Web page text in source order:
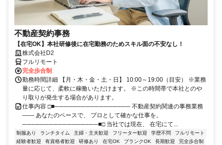
不動産契約事務
【在宅OK】本社研修後に在宅勤務のためスキル面の不安なし！
株式会社D2
フルリモート
完全歩合制
勤務時間詳細 【月・木・金・土・日】 10:00～19:00（目安） ※業務
量に応じて、柔軟に稼働いただけます。 ※この時間帯で本社とのや
り取りが発生する場合があります。
仕事内容 □■───────────────── 不動産契約関連の事務業務
―― あなたのペースで、 プロとして確かな仕事を。
─────────────────■□ 当社では現在、 在宅にて...
制服あり ランチタイム 主婦・主夫歓迎 フリーター歓迎 学歴不問
フルリモート
経験者歓迎
有資格者歓迎 研修あり 在宅OK ブランクOK 長期歓迎
完全歩合制